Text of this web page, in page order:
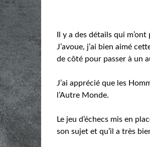
Il y a des détails qui
J’avoue, j’ai bien aimé
de côté pour passer à un
J’ai apprécié que les
l’Autre Monde.
Le jeu d’échecs mis en
son sujet et qu’il a très